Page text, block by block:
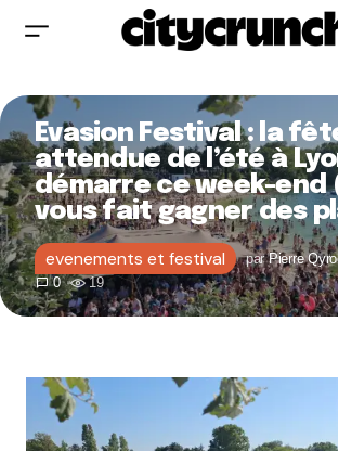
Evasion Festival : la
attendue de l’été à
démarre ce week-end
vous fait gagner des
evenements et festival par Pierre
0
19